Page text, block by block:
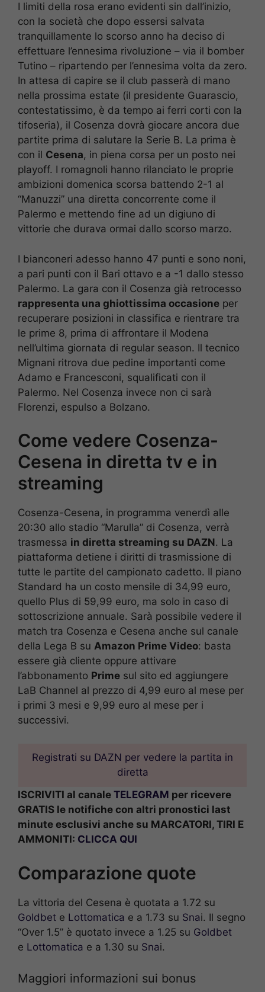
I limiti della rosa erano evidenti sin dall’inizio,
con la società che dopo essersi salvata
tranquillamente lo scorso anno ha deciso di
effettuare l’ennesima rivoluzione – via il bomber
Tutino – ripartendo per l’ennesima volta da zero.
In attesa di capire se il club passerà di mano
nella prossima estate (il presidente Guarascio,
contestatissimo, è da tempo ai ferri corti con la
tifoseria), il Cosenza dovrà giocare ancora due
partite prima di salutare la Serie B. La prima è
con il Cesena, in piena corsa per un posto nei
playoff. I romagnoli hanno rilanciato le proprie
ambizioni domenica scorsa battendo 2-1 al
“Manuzzi” una diretta concorrente come il
Palermo e mettendo fine ad un digiuno di
vittorie che durava ormai dallo scorso marzo.
I bianconeri adesso hanno 47 punti e sono noni,
a pari punti con il Bari ottavo e a -1 dallo stesso
Palermo. La gara con il Cosenza già retrocesso
rappresenta una ghiottissima occasione per
recuperare posizioni in classifica e rientrare tra
le prime 8, prima di affrontare il Modena
nell’ultima giornata di regular season. Il tecnico
Mignani ritrova due pedine importanti come
Adamo e Francesconi, squalificati con il
Palermo. Nel Cosenza invece non ci sarà
Florenzi, espulso a Bolzano.
Come vedere Cosenza-
Cesena in diretta tv e in
streaming
Cosenza-Cesena, in programma venerdì alle
20:30 allo stadio “Marulla” di Cosenza, verrà
trasmessa in diretta streaming su DAZN. La
piattaforma detiene i diritti di trasmissione di
tutte le partite del campionato cadetto. Il piano
Standard ha un costo mensile di 34,99 euro,
quello Plus di 59,99 euro, ma solo in caso di
sottoscrizione annuale. Sarà possibile vedere il
match tra Cosenza e Cesena anche sul canale
della Lega B su Amazon Prime Video: basta
essere già cliente oppure attivare
l’abbonamento Prime sul sito ed aggiungere
LaB Channel al prezzo di 4,99 euro al mese per
i primi 3 mesi e 9,99 euro al mese per i
successivi.
Registrati su DAZN per vedere la partita in
diretta
ISCRIVITI al canale TELEGRAM per ricevere
GRATIS le notifiche con altri pronostici last
minute esclusivi anche su MARCATORI, TIRI E
AMMONITI: CLICCA QUI
Comparazione quote
La vittoria del Cesena è quotata a 1.72 su
Goldbet e Lottomatica e a 1.73 su Snai. Il segno
“Over 1.5” è quotato invece a 1.25 su Goldbet
e Lottomatica e a 1.30 su Snai.
Maggiori informazioni sui bonus